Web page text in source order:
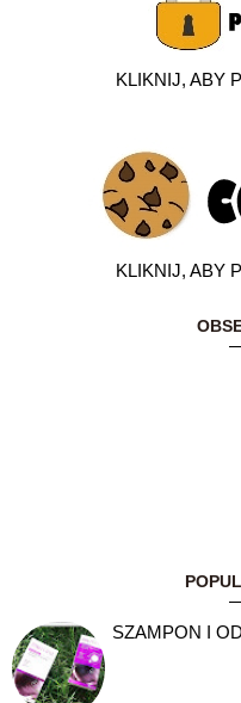
KLIKNIJ, ABY
KLIKNIJ, ABY
SZAMPON I